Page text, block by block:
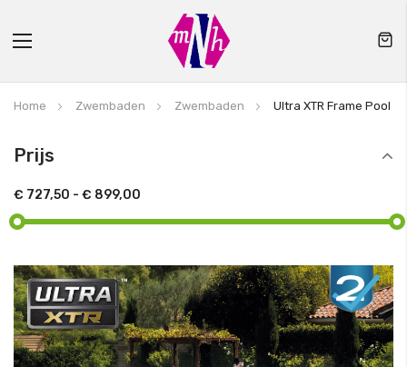
Toggle
Home Zwembaden Zwembaden Ultra XTR Frame Pool
Prijs
€ 727,50 - € 899,00